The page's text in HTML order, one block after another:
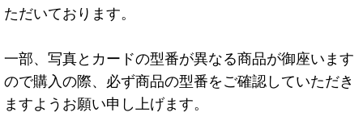
ただいております。
一部、写真とカードの型番が異なる商品が御座います
ので購入の際、必ず商品の型番をご確認していただき
ますようお願い申し上げます。